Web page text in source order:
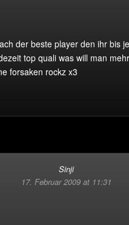
der beste player den ihr bis
top quali was will man
forsaken rockz x3
Sinji
17. Februar 2009 at 11:31